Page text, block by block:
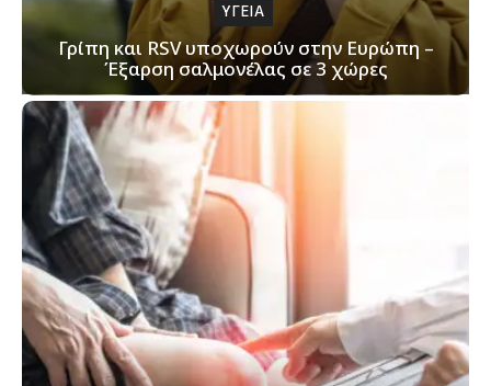
ΥΓΕΙΑ
Γρίπη και RSV υποχωρούν στην Ευρώπη –
Έξαρση σαλμονέλας σε 3 χώρες